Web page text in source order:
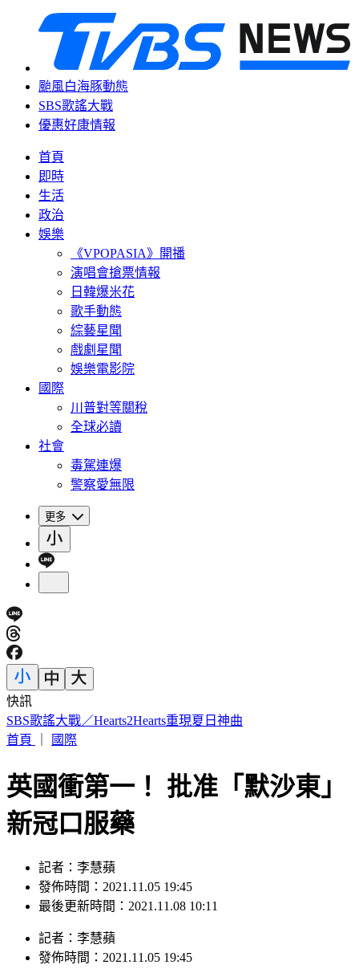
颱風白海豚動態
SBS歌謠大戰
優惠好康情報
首頁
即時
生活
政治
娛樂
《VPOPASIA》開播
演唱會搶票情報
日韓爆米花
歌手動態
綜藝星聞
戲劇星聞
娛樂電影院
國際
川普對等關稅
全球必讀
社會
毒駕連爆
警察愛無限
更多
快訊
Hahababy帽T印「哈哈鄙卑」錯字照賣 他酸：抄襲新高度
首頁
國際
英國衝第一！ 批准「默沙東」
新冠口服藥
記者：李慧蘋
發佈時間：2021.11.05 19:45
最後更新時間：2021.11.08 10:11
記者 ： 李慧蘋
發佈時間： 2021.11.05 19:45